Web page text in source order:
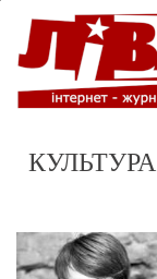
КУЛЬТУРА